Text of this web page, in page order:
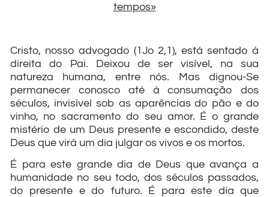
tempos»
Cristo, nosso advogado (1Jo 2,1), está sentado à
direita do Pai. Deixou de ser visível, na sua
natureza humana, entre nós. Mas dignou-Se
permanecer conosco até à consumação dos
séculos, invisível sob as aparências do pão e do
vinho, no sacramento do seu amor. É o grande
mistério de um Deus presente e escondido, deste
Deus que virá um dia julgar os vivos e os mortos.
É para este grande dia de Deus que avança a
humanidade no seu todo, dos séculos passados,
do presente e do futuro. É para este dia que